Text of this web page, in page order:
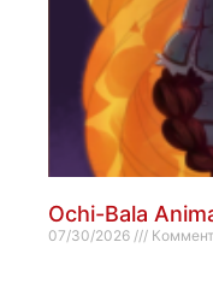
Ochi-Bala
07/30/2026